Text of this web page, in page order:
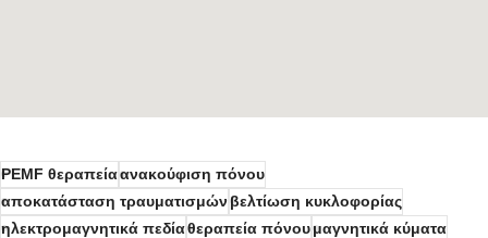
PEMF θεραπείαανακούφιση πόνου
αποκατάσταση τραυματισμώνβελτίωση κυκλοφορίας
ηλεκτρομαγνητικά πεδίαθεραπεία πόνουμαγνητικά κύματα